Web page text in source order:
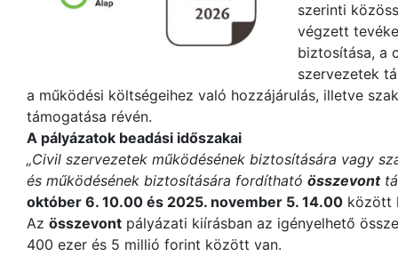
szerinti
végzett
biztosítása, a
szervezetek
a működési költségeihez való hozzájárulás, illetve
támogatása révén.
A pályázatok beadási időszakai
„Civil szervezetek működésének biztosítására vagy
és működésének biztosítására fordítható összevont
október 6. 10.00 és 2025. november 5. 14.00 között
Az összevont pályázati kiírásban az igényelhető
400 ezer és 5 millió forint között van.